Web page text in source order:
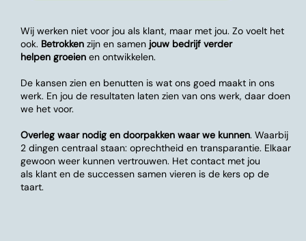
Wij werken niet voor jou als klant, maar met jou. Zo voelt het
ook. Betrokkenzijn en samenjouw bedrijf verder
helpen groeienen ontwikkelen.
De kansen zien en benutten is wat ons goed maakt in ons
werk. En jou de resultaten laten zien van ons werk, daar doen
we het voor.
Overleg waar nodig en doorpakken waar we kunnen. Waarbij
2 dingen centraal staan: oprechtheid en transparantie. Elkaar
gewoon weer kunnen vertrouwen. Het contact met jou
als klant en de successen samen vieren is de kers op de
taart.